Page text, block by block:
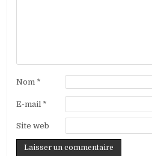
Nom *
E-mail *
Site web